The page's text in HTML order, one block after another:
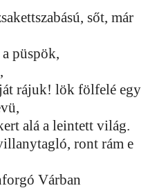
sőt, már
püspök,
rájuk! lök fölfelé egy
alá a leintett világ.
ront rám e
Várban